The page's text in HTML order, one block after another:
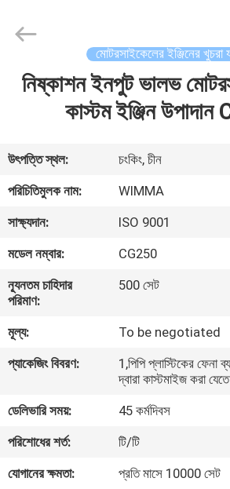
বাড়ি
ভিডিও
আমাদের
সম্বন্ধে
পরিদর্শন
নিয়ন্ত্রণ
খবর
Parts
Rights
Reserved.
মোটরসাইকেলের ইঞ্জিনের খুচরা
নিষ্কাশন ইনপুট ভালভ
কাস্টম ইঞ্জিন
উৎপত্তি স্থল:
চংকিং, চীন
পরিচিতিমুলক নাম:
WIMMA
সাক্ষ্যদান:
ISO 9001
মডেল নম্বার:
CG250
ন্যূনতম চাহিদার
পরিমাণ:
500 সেট
মূল্য:
To be negotiated
প্যাকেজিং বিবরণ:
1,পিপি প্লাস্টিকের ফেনা
দ্বারা কাস্টমাইজ করা
ডেলিভারি সময়:
45 কর্মদিবস
পরিশোধের শর্ত:
টি/টি
যোগানের ক্ষমতা:
প্রতি মাসে 10000 সেট